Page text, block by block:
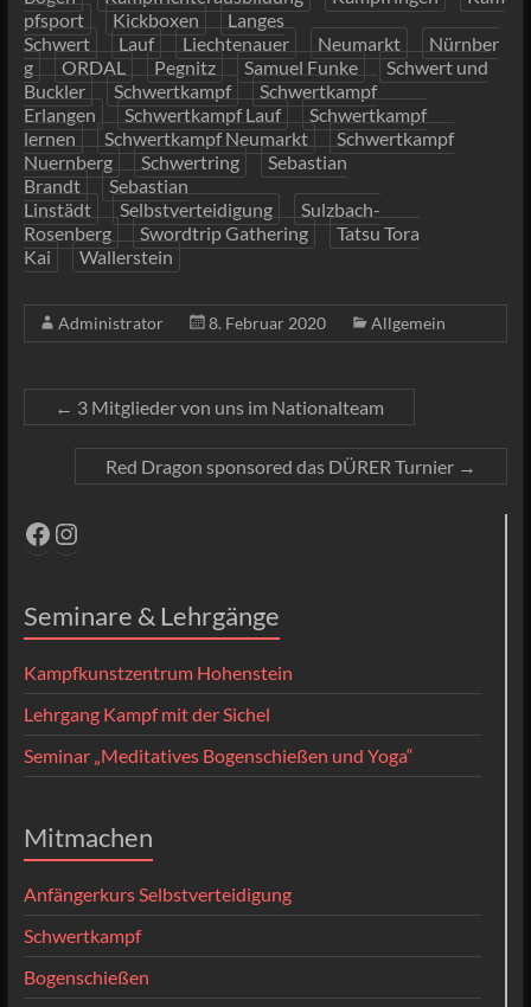
pfsport
Kickboxen
Langes
Schwert
Lauf Liechtenauer Neumarkt
Nürnber
g
ORDAL Pegnitz Samuel Funke
Schwert und
Buckler
Schwertkampf
Schwertkampf
Erlangen
Schwertkampf Lauf
Schwertkampf
lernen
Schwertkampf Neumarkt
Schwertkampf
Nuernberg
Schwertring
Sebastian
Brandt
Sebastian
Linstädt
Selbstverteidigung
Sulzbach-
Rosenberg
Swordtrip Gathering
Tatsu Tora
Kai
Wallerstein
Administrator 8. Februar 2020 Allgemein
← 3 Mitglieder von uns im Nationalteam
Red Dragon sponsored das DÜRER Turnier →
Facebook
Instagram
Seminare & Lehrgänge
Kampfkunstzentrum Hohenstein
Lehrgang Kampf mit der Sichel
Seminar „Meditatives Bogenschießen und Yoga“
Mitmachen
Anfängerkurs Selbstverteidigung
Schwertkampf
Bogenschießen